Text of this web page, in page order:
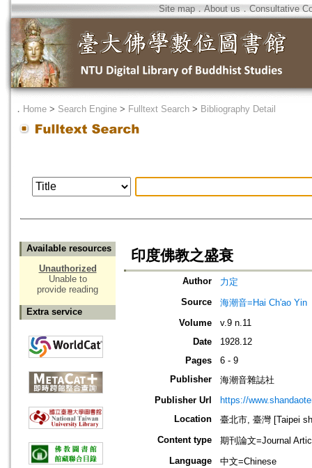
Site map．About us ． Consultative
． Home > Search Engine > Fulltext Search > Bibliography Detail
Available resources
Unauthorized
Unable to
provide reading
Extra service
印度佛教之盛衰
Author
力定
Source
海潮音=Hai Ch'ao Yin
Volume
v.9 n.11
Date
1928.12
Pages
6 - 9
Publisher
海潮音雜誌社
Publisher Url
https://
Location
臺北市, 臺灣 [Taipei
Content type
期刊論文=Journal
Language
中文=Chinese